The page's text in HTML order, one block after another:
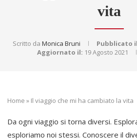
vita
Scritto da Monica Bruni Pubblicato
Aggiornato il: 19 Agosto 2021
Home » Il viaggio che mi ha cambiato la vita
Da ogni viaggio si torna diversi.
esploriamo noi stessi. Conoscere il